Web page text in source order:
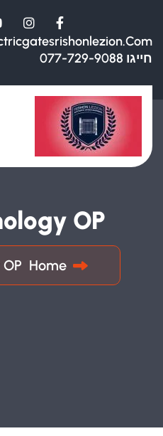
חייגו 077-729-9088
OP
Home